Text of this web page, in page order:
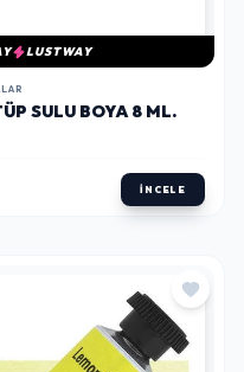
LUSTWAY
SULU BOYA 8 ML.
İNCELE